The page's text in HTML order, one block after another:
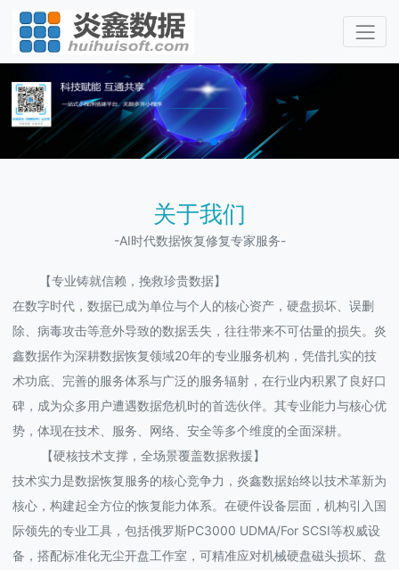
关于我们
-AI时代数据恢复修复专家服务-
【专业铸就信赖，挽救珍贵数据】
在数字时代，数据已成为单位与个人的核心资产，硬盘损坏、误删
除、病毒攻击等意外导致的数据丢失，往往带来不可估量的损失。炎
鑫数据作为深耕数据恢复领域20年的专业服务机构，凭借扎实的技
术功底、完善的服务体系与广泛的服务辐射，在行业内积累了良好口
碑，成为众多用户遭遇数据危机时的首选伙伴。其专业能力与核心优
势，体现在技术、服务、网络、安全等多个维度的全面深耕。
【硬核技术支撑，全场景覆盖数据救援】
技术实力是数据恢复服务的核心竞争力，炎鑫数据始终以技术革新为
核心，构建起全方位的恢复能力体系。在硬件设备层面，机构引入国
际领先的专业工具，包括俄罗斯PC3000 UDMA/For SCSI等权威设
备，搭配标准化无尘开盘工作室，可精准应对机械硬盘磁头损坏、盘